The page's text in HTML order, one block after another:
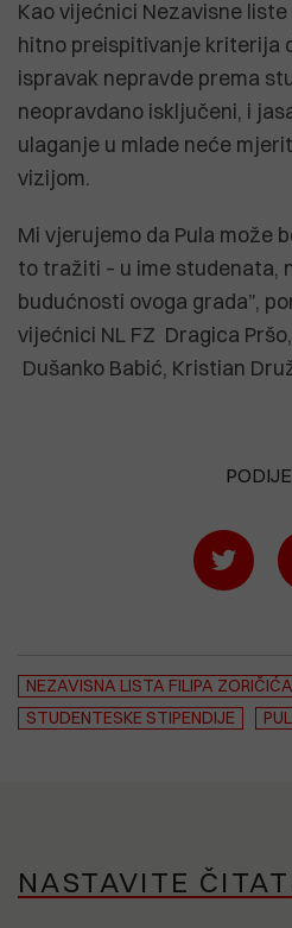
Kao vijećnici Nezavisne
hitno preispitivanje kriterija
ispravak nepravde prema
neopravdano isključeni, i
ulaganje u mlade neće
vizijom.
Mi vjerujemo da Pula može
to tražiti – u ime studenata,
budućnosti ovoga grada”,
vijećnici NL FZ Dragica
Dušanko Babić, Kristian
NEZAVISNA LISTA FILIPA ZORIČIĆA
STUDENTESKE STIPENDIJE
NASTAVITE